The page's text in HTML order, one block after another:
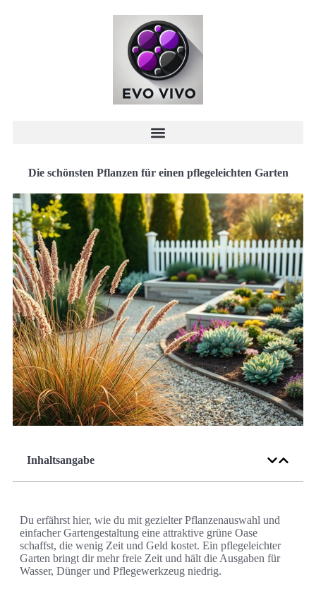
Die schönsten Pflanzen für einen pflegeleichten Garten
Inhaltsangabe
Du erfährst hier, wie du mit gezielter Pflanzenauswahl und
einfacher Gartengestaltung eine attraktive grüne Oase
schaffst, die wenig Zeit und Geld kostet. Ein pflegeleichter
Garten bringt dir mehr freie Zeit und hält die Ausgaben für
Wasser, Dünger und Pflegewerkzeug niedrig.